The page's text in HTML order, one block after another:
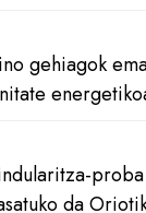
gehiagok
proba
da